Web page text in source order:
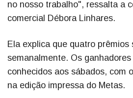
no nosso trabalho", ressalta a
comercial Débora Linhares.
Ela explica que quatro prêmios
semanalmente. Os
conhecidos aos sábados, com
na edição impressa do Metas.